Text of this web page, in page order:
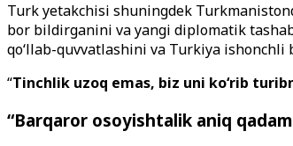
Turk yetakchisi shuningdek
bor bildirganini va yangi diplomatik
qo‘llab-quvvatlashini va Turkiya ishonchli
“Tinchlik uzoq emas, biz uni ko‘rib
“Barqaror osoyishtalik aniq